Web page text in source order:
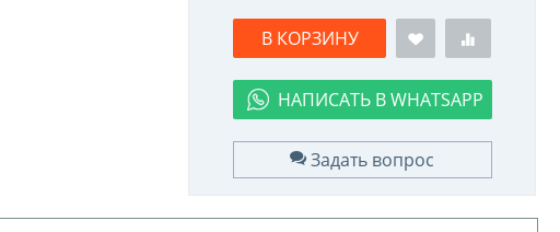
В КОРЗИНУ
НАПИСАТЬ В WHATSAPP
Задать вопрос